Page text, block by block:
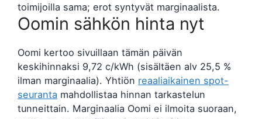
toimijoilla sama; erot syntyvät marginaalista.
Oomin sähkön hinta nyt
Oomi kertoo sivuillaan tämän päivän
keskihinnaksi 9,72 c/kWh (sisältäen alv 25,5 %
ilman marginaalia). Yhtiön reaaliaikainen spot-
seuranta mahdollistaa hinnan tarkastelun
tunneittain. Marginaalia Oomi ei ilmoita suoraan,